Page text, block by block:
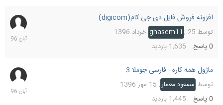
افزونه فروش فایل دی جی کام(digicom)
توسط ghasem11 ,25 خرداد 1396
پاسخ 1,635 بازدید
6
آبان
ماژول همه کاره - فارسی جوملا 3
توسطمسعود معمار,15 مهر 1396
پاسخ 1,445 بازدید
6
آبان